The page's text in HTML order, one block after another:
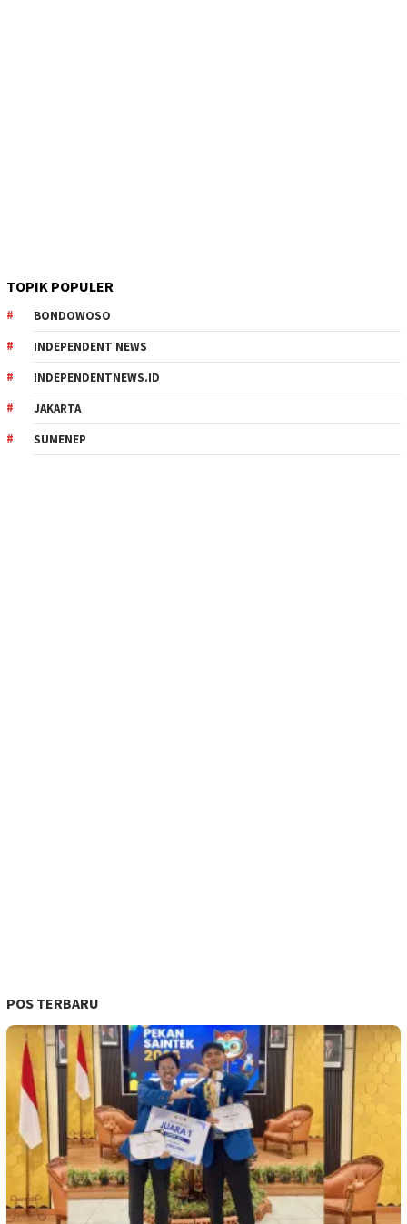
TOPIK POPULER
BONDOWOSO
INDEPENDENT NEWS
INDEPENDENTNEWS.ID
JAKARTA
SUMENEP
POS TERBARU